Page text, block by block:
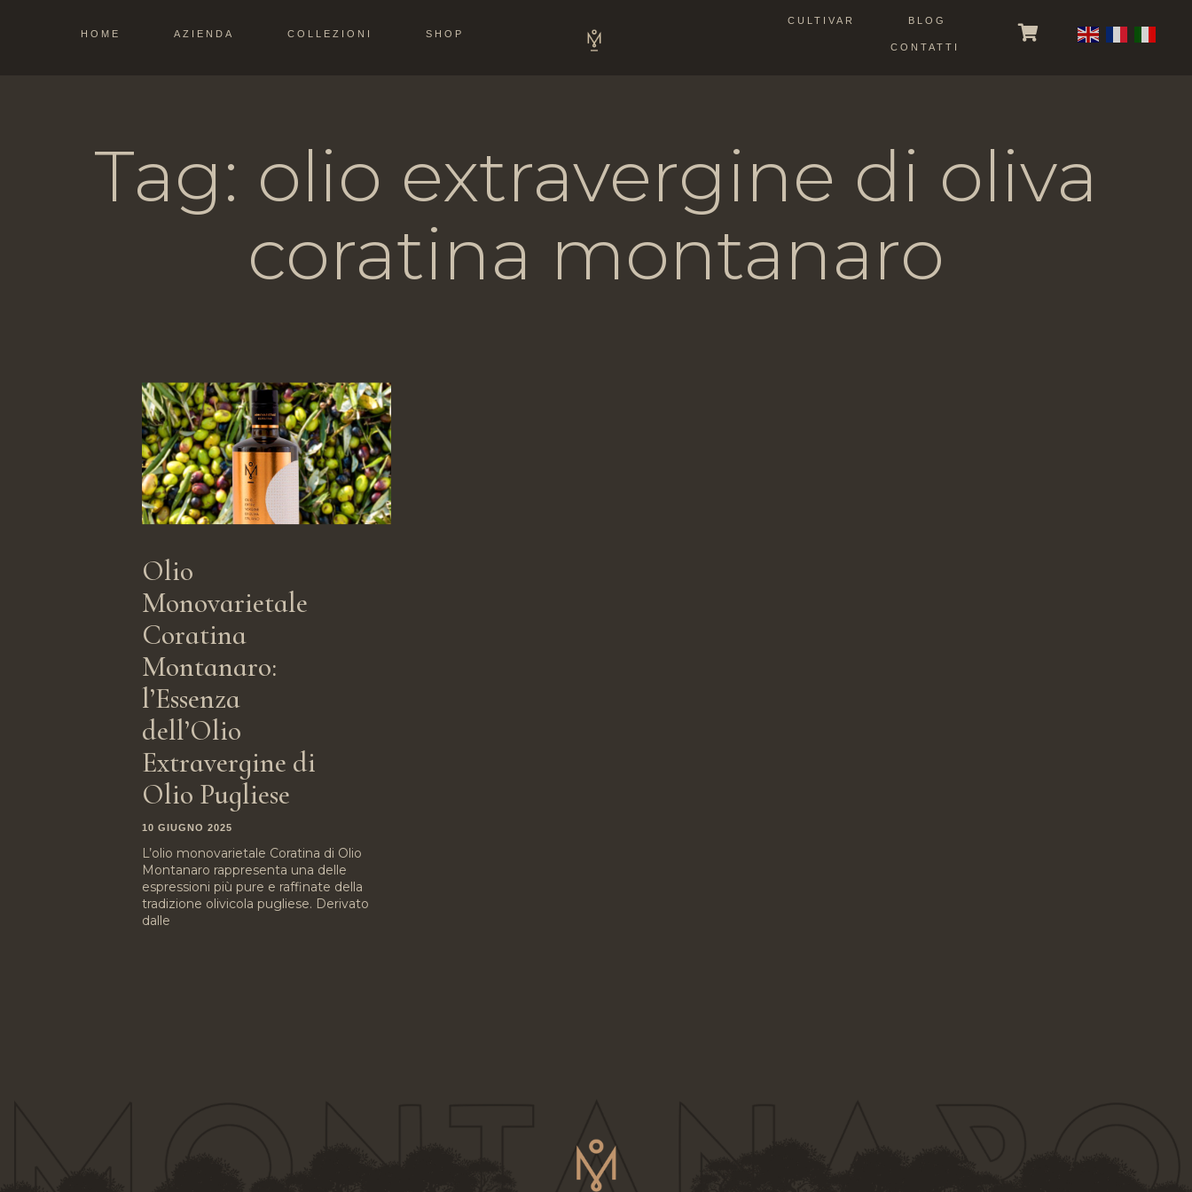
HOME AZIENDA COLLEZIONI SHOP
CULTIVAR BLOG
CONTATTI
Tag: olio extravergine di oliva
coratina montanaro
Olio
Monovarietale
Coratina
Montanaro:
l’Essenza
dell’Olio
Extravergine di
Olio Pugliese
10 GIUGNO 2025
L’olio monovarietale Coratina di Olio
Montanaro rappresenta una delle
espressioni più pure e raffinate della
tradizione olivicola pugliese. Derivato
dalle